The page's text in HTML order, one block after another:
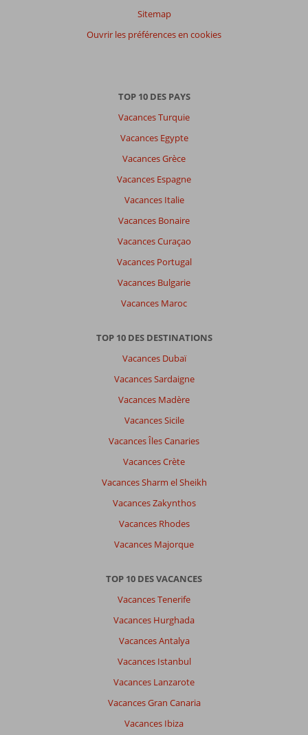
Sitemap
Ouvrir les préférences en cookies
TOP 10 DES PAYS
Vacances Turquie
Vacances Egypte
Vacances Grèce
Vacances Espagne
Vacances Italie
Vacances Bonaire
Vacances Curaçao
Vacances Portugal
Vacances Bulgarie
Vacances Maroc
TOP 10 DES DESTINATIONS
Vacances Dubaï
Vacances Sardaigne
Vacances Madère
Vacances Sicile
Vacances Îles Canaries
Vacances Crète
Vacances Sharm el Sheikh
Vacances Zakynthos
Vacances Rhodes
Vacances Majorque
TOP 10 DES VACANCES
Vacances Tenerife
Vacances Hurghada
Vacances Antalya
Vacances Istanbul
Vacances Lanzarote
Vacances Gran Canaria
Vacances Ibiza